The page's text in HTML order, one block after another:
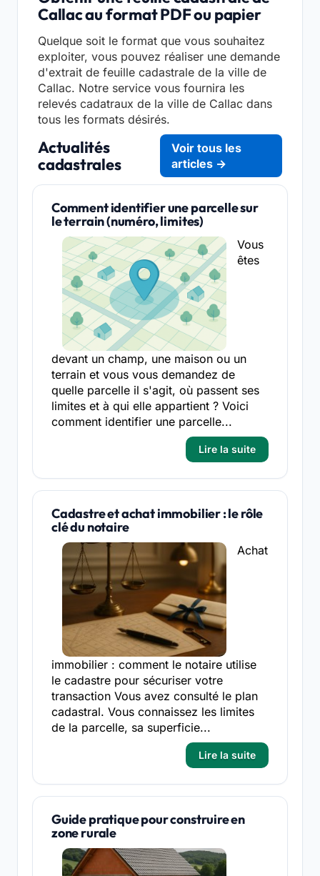
Callac au format PDF ou papier
Quelque soit le format que vous souhaitez
exploiter, vous pouvez réaliser une demande
d'extrait de feuille cadastrale de la ville de
Callac. Notre service vous fournira les
relevés cadatraux de la ville de Callac dans
tous les formats désirés.
Actualités
cadastrales
Voir tous les
articles →
Comment identifier une parcelle sur
le terrain (numéro, limites)
Vous
êtes
devant un champ, une maison ou un
terrain et vous vous demandez de
quelle parcelle il s'agit, où passent ses
limites et à qui elle appartient ? Voici
comment identifier une parcelle...
Lire la suite
Cadastre et achat immobilier : le rôle
clé du notaire
Achat
immobilier : comment le notaire utilise
le cadastre pour sécuriser votre
transaction Vous avez consulté le plan
cadastral. Vous connaissez les limites
de la parcelle, sa superficie...
Lire la suite
Guide pratique pour construire en
zone rurale